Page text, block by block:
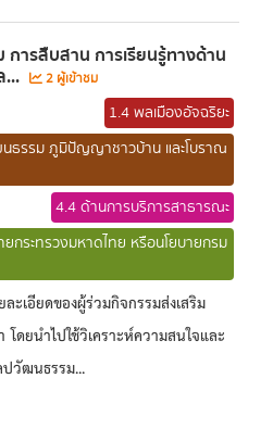
ารสืบสาน การเรียนรู้ทางด้าน
2 ผู้เข้าชม
1.4 พลเมืองอัจฉริยะ
ธรรม ภูมิปัญญาชาวบ้าน และโบราณ
4.4 ด้านการบริการสาธารณะ
กระทรวงมหาดไทย หรือนโยบายกรม
เอียดของผู้ร่วมกิจกรรมส่งเสริม
ดยนำไปใช้วิเคราะห์ความสนใจและ
วัฒนธรรม...